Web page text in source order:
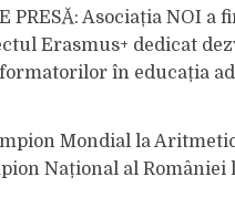
PRESĂ: Asociația NOI a
Erasmus+ dedicat
în educația
Mondial la
Național al României